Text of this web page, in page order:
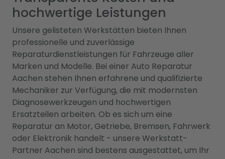
hochwertige Leistungen
Unsere gelisteten Werkstätten bieten Ihnen
professionelle und zuverlässige
Reparaturdienstleistungen für Fahrzeuge aller
Marken und Modelle. Bei einer Auto Reparatur
Aachen stehen Ihnen erfahrene und qualifizierte
Mechaniker zur Verfügung, die mit modernsten
Diagnosewerkzeugen und hochwertigen
Ersatzteilen arbeiten. Ob es sich um eine
Reparatur an Motor, Getriebe, Bremsen, Fahrwerk
oder Elektronik handelt - unsere Werkstatt-
Partner Aachen sind bestens ausgestattet, um Ihr